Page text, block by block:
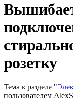
розетку
Тема в разделе "
пользователем